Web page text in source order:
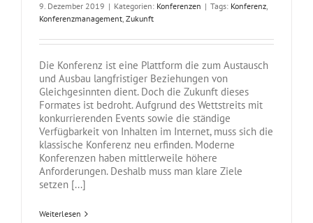
9. Dezember 2019 | Kategorien: Konferenzen | Tags: Konferenz,
Konferenzmanagement, Zukunft
Die Konferenz ist eine Plattform die zum Austausch
und Ausbau langfristiger Beziehungen von
Gleichgesinnten dient. Doch die Zukunft dieses
Formates ist bedroht. Aufgrund des Wettstreits mit
konkurrierenden Events sowie die ständige
Verfügbarkeit von Inhalten im Internet, muss sich die
klassische Konferenz neu erfinden. Moderne
Konferenzen haben mittlerweile höhere
Anforderungen. Deshalb muss man klare Ziele
setzen [...]
Weiterlesen